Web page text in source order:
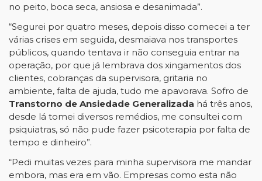
no peito, boca seca, ansiosa e desanimada”.
“Segurei por quatro meses, depois disso comecei a ter
várias crises em seguida, desmaiava nos transportes
públicos, quando tentava ir não conseguia entrar na
operação, por que já lembrava dos xingamentos dos
clientes, cobranças da supervisora, gritaria no
ambiente, falta de ajuda, tudo me apavorava. Sofro de
Transtorno de Ansiedade Generalizada há três anos,
desde lá tomei diversos remédios, me consultei com
psiquiatras, só não pude fazer psicoterapia por falta de
tempo e dinheiro”.
“Pedi muitas vezes para minha supervisora me mandar
embora, mas era em vão. Empresas como esta não